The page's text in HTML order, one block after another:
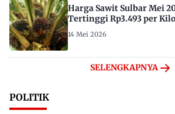
Harga Sawit Sulbar Mei
Tertinggi Rp3.493 per
14 Mei 2026
SELENGKAPNYA
POLITIK